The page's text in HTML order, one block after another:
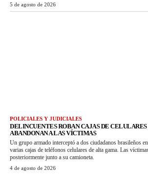
5 de agosto de 2026
POLICIALES Y JUDICIALES
DELINCUENTES ROBAN CAJAS DE
ABANDONAN A LAS VÍCTIMAS
Un grupo armado interceptó a dos ciudadanos brasileños
varias cajas de teléfonos celulares de alta gama. Las
posteriormente junto a su camioneta.
4 de agosto de 2026